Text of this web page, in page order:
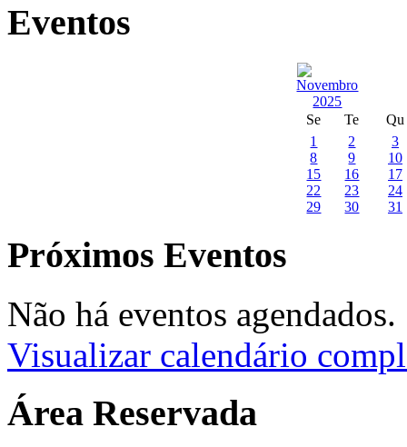
Eventos
Se Te
Qu
1
2
3
8
9
10
15
16
17
22
23
24
29
30 31
Próximos Eventos
Não há eventos agendados.
Visualizar calendário
Área Reservada